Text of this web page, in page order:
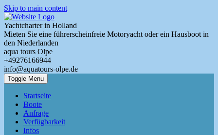
Skip to main content
Yachtcharter in Holland
Mieten Sie eine führerscheinfreie Motoryacht oder ein Hausboot in
den Niederlanden
aqua tours Olpe
+49276166944
info@aquatours-olpe.de
Toggle Menu
Startseite
Boote
Anfrage
Verfügbarkeit
Infos